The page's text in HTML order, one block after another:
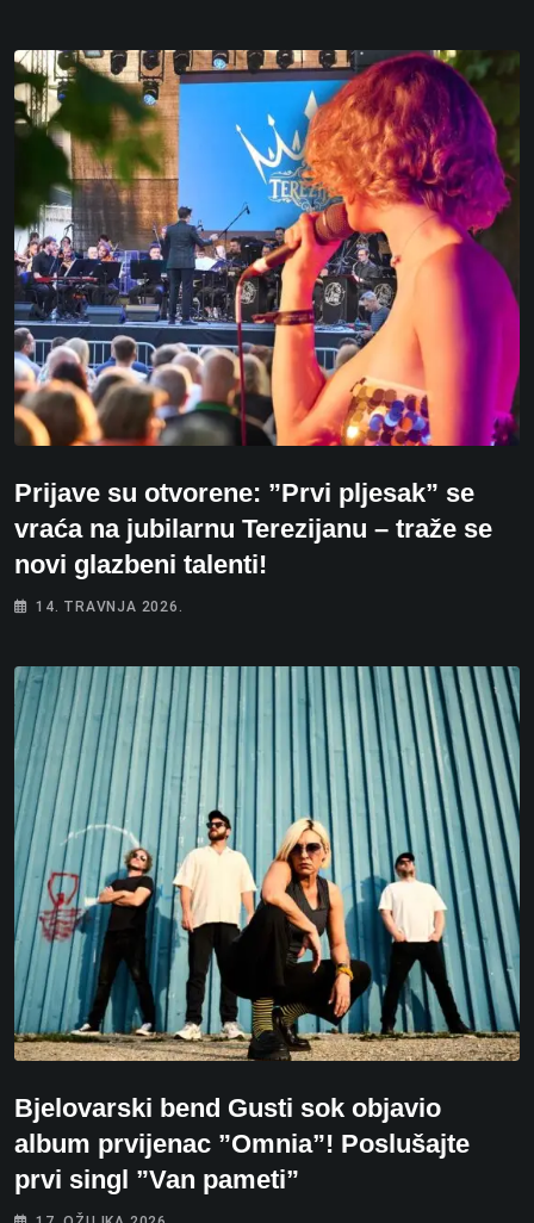
Prijave su otvorene: ”Prvi pljesak” se
vraća na jubilarnu Terezijanu – traže se
novi glazbeni talenti!
14. TRAVNJA 2026.
Bjelovarski bend Gusti sok objavio
album prvijenac ”Omnia”! Poslušajte
prvi singl ”Van pameti”